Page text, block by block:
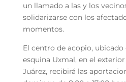
un llamado a las y los
solidarizarse con los
momentos.
El centro de acopio,
esquina Uxmal, en el
Juárez, recibirá las